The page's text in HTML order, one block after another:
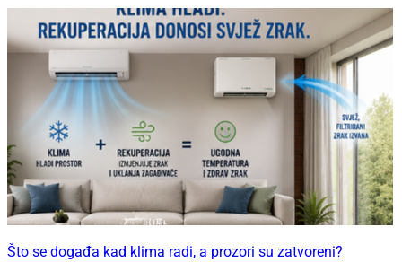
Što se događa kad klima radi, a prozori su zatvoreni?